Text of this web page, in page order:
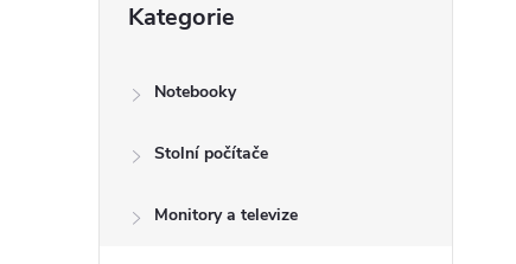
kategorie
Kategorie
Notebooky
Stolní počítače
Monitory a televize